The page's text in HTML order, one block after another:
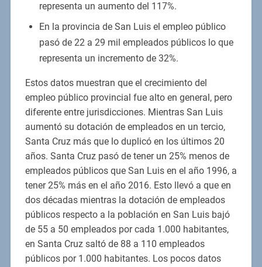
representa un aumento del 117%.
En la provincia de San Luis el empleo público
pasó de 22 a 29 mil empleados públicos lo que
representa un incremento de 32%.
Estos datos muestran que el crecimiento del
empleo público provincial fue alto en general, pero
diferente entre jurisdicciones. Mientras San Luis
aumentó su dotación de empleados en un tercio,
Santa Cruz más que lo duplicó en los últimos 20
años. Santa Cruz pasó de tener un 25% menos de
empleados públicos que San Luis en el año 1996, a
tener 25% más en el año 2016. Esto llevó a que en
dos décadas mientras la dotación de empleados
públicos respecto a la población en San Luis bajó
de 55 a 50 empleados por cada 1.000 habitantes,
en Santa Cruz saltó de 88 a 110 empleados
públicos por 1.000 habitantes. Los pocos datos